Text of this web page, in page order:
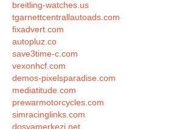
breitling-watches.us
tgarnettcentrallautoads.com
fixadvert.com
autopluz.co
save3time-c.com
vexonhcf.com
demos-pixelsparadise.com
mediatitude.com
prewarmotorcycles.com
simracinglinks.com
dosyamerkezi.net